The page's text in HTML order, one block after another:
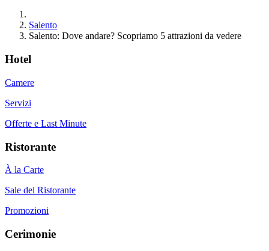
Salento
Salento: Dove andare? Scopriamo 5 attrazioni da vedere
Hotel
Camere
Servizi
Offerte e Last Minute
Ristorante
À la Carte
Sale del Ristorante
Promozioni
Cerimonie